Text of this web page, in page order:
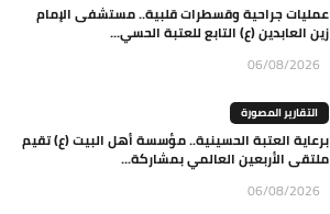
عمليات جراحية وقسطرات قلبية.. مستشفى الإمام
زين العابدين (ع) التابع للعتبة الحسي...
06/08/2026
التقارير المصورة
برعاية العتبة الحسينية.. مؤسسة أهل البيت (ع) تقيم
ملتقى الأربعين العالمي بمشاركة...
06/08/2026